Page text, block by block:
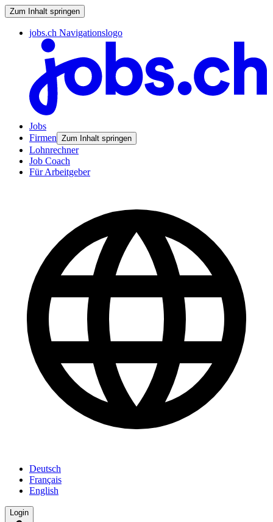
Zum Inhalt springen
jobs.ch Navigationslogo
Jobs
Firmen Zum Inhalt springen
Lohnrechner
Job Coach
Für Arbeitgeber
Deutsch
Français
English
Login